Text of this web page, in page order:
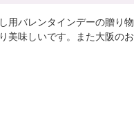
用バレンタインデーの贈り